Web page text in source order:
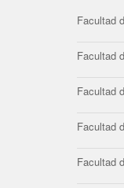
Facultad
Facultad
Facultad
Facultad
Facultad